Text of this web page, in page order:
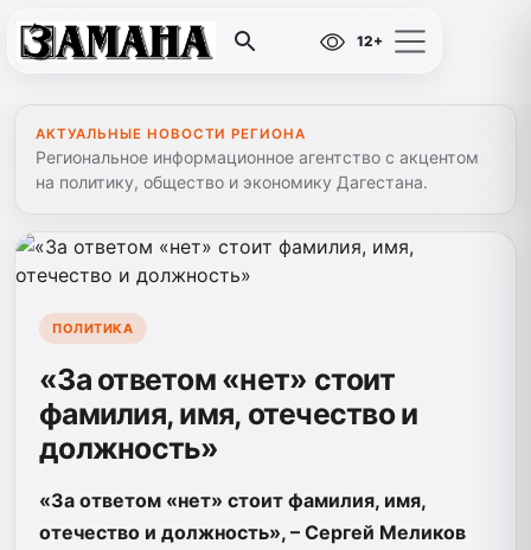
12+
АКТУАЛЬНЫЕ НОВОСТИ РЕГИОНА
Региональное информационное агентство с акцентом
на политику, общество и экономику Дагестана.
ПОЛИТИКА
«За ответом «нет» стоит
фамилия, имя, отечество и
должность»
«За ответом «нет» стоит фамилия, имя,
отечество и должность», – Сергей Меликов